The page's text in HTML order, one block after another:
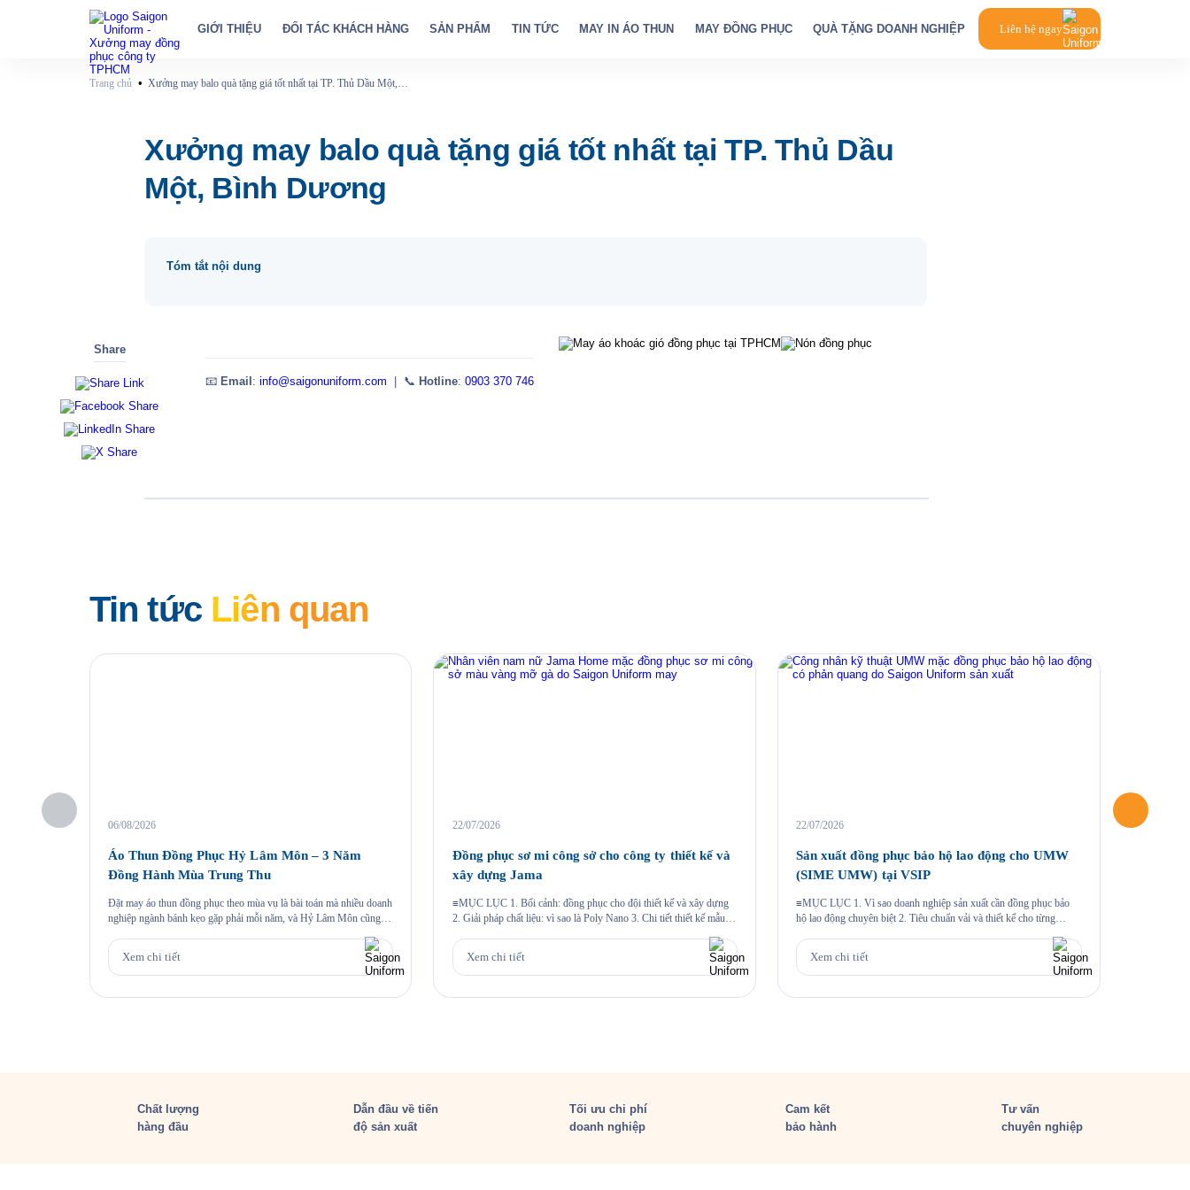
GIỚI THIỆU ĐỐI TÁC KHÁCH HÀNG SẢN PHẨM TIN TỨC MAY IN ÁO THUN MAY ĐỒNG PHỤC QUÀ TẶNG DOANH NGHIỆP Liên hệ ngay
Trang chủ • Xưởng may balo quà tặng giá tốt nhất tại TP. Thủ Dầu Một,
Xưởng may balo quà tặng giá tốt nhất tại TP. Thủ Dầu
Một, Bình Dương
Tóm tắt nội dung
Share
📧 Email : info@saigonuniform.com | 📞 Hotline: 0903 370 746
Tin tức Liên quan
06/08/2026
Áo Thun Đồng Phục Hỷ Lâm Môn – 3 Năm
Đồng Hành Mùa Trung Thu
Đặt may áo thun đồng phục theo mùa vụ là bài toán mà nhiều doanh
nghiệp ngành bánh kẹo gặp phải mỗi năm, và Hỷ Lâm Môn cũng
Lâm Môn lại cùng Saigon Uniform chuẩn bị một bộ đồng phục […]
Xem chi tiết
22/07/2026
Đồng phục sơ mi công sở cho công ty thiết kế và
xây dựng Jama
≡MỤC LỤC 1. Bối cảnh: đồng phục cho đội thiết kế và xây dựng
2. Giải pháp chất liệu: vì sao là Poly Nano 3. Chi tiết thiết kế mẫu
thực hiện cho Jama 6. Câu hỏi thường gặp 6.1. Vải […]
Xem chi tiết
22/07/2026
Sản xuất đồng phục bảo hộ lao động cho UMW
(SIME UMW) tại VSIP
≡MỤC LỤC 1. Vì sao doanh nghiệp sản xuất cần đồng phục bảo
hộ lao động chuyên biệt 2. Tiêu chuẩn vải và thiết kế cho từng
UMW tại VSIP 4. Quy trình đặt đồng phục bảo hộ lao động […]
Xem chi tiết
04/06/2026
Chất lượng
hàng đầu
Dẫn đầu về tiến
độ sản xuất
Tối ưu chi phí
doanh nghiệp
Cam kết
bảo hành
Tư vấn
chuyên nghiệp